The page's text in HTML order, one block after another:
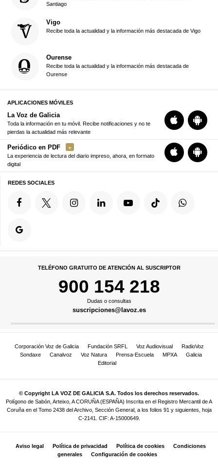
Santiago
Vigo
Recibe toda la actualidad y la información más destacada de Vigo
Ourense
Recibe toda la actualidad y la información más destacada de
Ourense
APLICACIONES MÓVILES
La Voz de Galicia
Toda la información en tu móvil. Recibe notificaciones y no te
pierdas la actualidad más relevante
Periódico en PDF
La experiencia de lectura del diario impreso, ahora, en formato
digital
REDES SOCIALES
TELÉFONO GRATUITO DE ATENCIÓN AL SUSCRIPTOR
900 154 218
Dudas o consultas
suscripciones@lavoz.es
Corporación Voz de Galicia Fundación SRFL Voz Audiovisual
RadioVoz
Sondaxe
Canalvoz Voz Natura Prensa-Escuela MPXA
Galicia
Editorial
© Copyright LA VOZ DE GALICIA S.A. Todos los derechos reservados.
Polígono de Sabón, Arteixo, A CORUÑA (ESPAÑA) Inscrita en el Registro Mercantil de A
Coruña en el Tomo 2438 del Archivo, Sección General, a los folios 91 y siguientes, hoja
C-2141. CIF: A-15000649.
Aviso legal Política de privacidad Política de cookies
Condiciones
generales
Configuración de cookies